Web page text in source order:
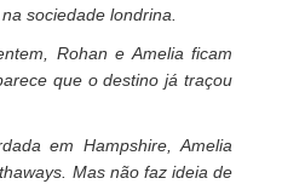
sociedade londrina.
Rohan e Amelia ficam
que o destino já traçou
em Hampshire, Amelia
Mas não faz ideia de